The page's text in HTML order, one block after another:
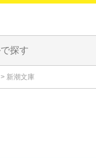
> 新潮文庫